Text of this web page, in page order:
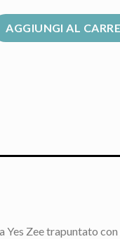
quantità
AGGIUNGI AL
Yes Zee trapuntato